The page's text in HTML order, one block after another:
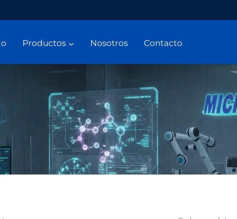
Productos Nosotros Contacto